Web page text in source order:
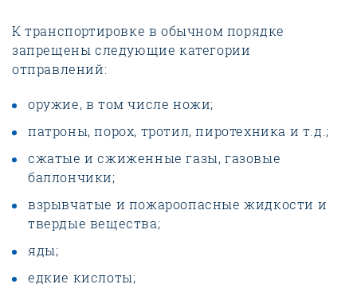
К транспортировке в обычном порядке
запрещены следующие категории
отправлений:
оружие, в том числе ножи;
патроны, порох, тротил, пиротехника и т.д.;
сжатые и сжиженные газы, газовые
баллончики;
взрывчатые и пожароопасные жидкости и
твердые вещества;
яды;
едкие кислоты;